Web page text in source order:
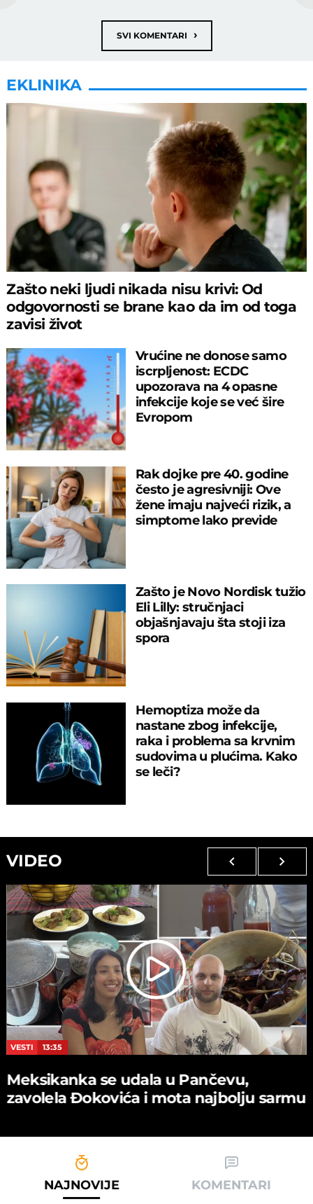
SVI KOMENTARI ›
EKLINIKA
Zašto neki ljudi nikada nisu krivi: Od
odgovornosti se brane kao da im od toga
zavisi život
Vrućine ne donose samo
iscrpljenost: ECDC
upozorava na 4 opasne
infekcije koje se već šire
Evropom
Rak dojke pre 40. godine
često je agresivniji: Ove
žene imaju najveći rizik, a
simptome lako previde
Zašto je Novo Nordisk tužio
Eli Lilly: stručnjaci
objašnjavaju šta stoji iza
spora
Hemoptiza može da
nastane zbog infekcije,
raka i problema sa krvnim
sudovima u plućima. Kako
se leči?
VIDEO
VESTI 13:35
Meksikanka se udala u Pančevu,
zavolela Đokovića i mota najbolju sarmu
NAJNOVIJE KOMENTARI